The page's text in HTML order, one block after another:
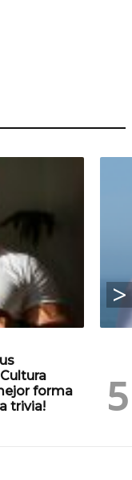
forma
trivia!